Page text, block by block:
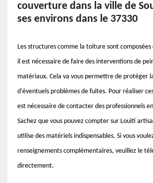
couverture dans la ville de
ses environs dans le 37330
Les structures comme la toiture sont
il est nécessaire de faire des interventions de
matériaux. Cela va vous permettre de protéger
d'éventuels problèmes de fuites. Pour réaliser
est nécessaire de contacter des professionnels
Sachez que vous pouvez compter sur Louiti
utilise des matériels indispensables. Si vous
renseignements complémentaires, veuillez le
directement.